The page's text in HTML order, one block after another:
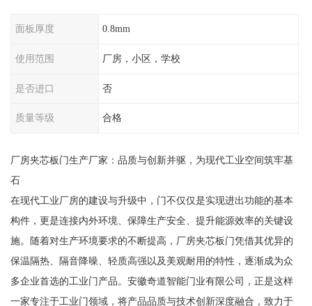
面板厚度 0.8mm
使用范围 厂房，小区，学校
是否进口 否
质量等级 合格
厂房夹芯板门生产厂家：品质与创新并驱，为现代工业空间筑牢基
石
在现代工业厂房的建设与升级中，门不仅仅是实现进出功能的基本
构件，更是连接内外环境、保障生产安全、提升能源效率的关键设
施。随着对生产环境要求的不断提高，厂房夹芯板门凭借其优异的
保温隔热、隔音降噪、轻质高强以及美观耐用的特性，逐渐成为众
多企业首选的工业门产品。安徽奇道智能门业有限公司，正是这样
一家专注于工业门领域，将产品品质与技术创新深度融合，致力于